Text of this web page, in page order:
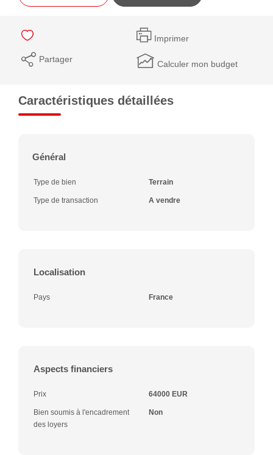
Imprimer
Partager Calculer mon budget
Caractéristiques détaillées
Général
Type de bien Terrain
Type de transaction A vendre
Localisation
Pays France
Aspects financiers
Prix 64000 EUR
Bien soumis à l'encadrement
des loyers
Non